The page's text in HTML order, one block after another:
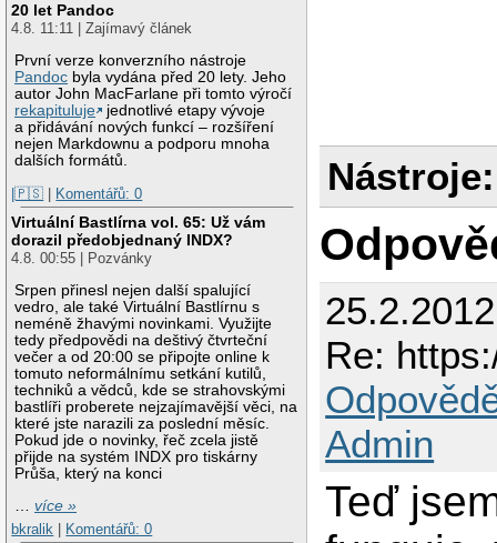
20 let Pandoc
4.8. 11:11 | Zajímavý článek
První verze konverzního nástroje
Pandoc byla vydána před 20 lety. Jeho
autor John MacFarlane při tomto výročí
rekapituluje
jednotlivé etapy vývoje
a přidávání nových funkcí – rozšíření
nejen Markdownu a podporu mnoha
dalších formátů.
|🇵🇸 | Komentářů: 0
Virtuální Bastlírna vol. 65: Už vám
dorazil předobjednaný INDX?
4.8. 00:55 | Pozvánky
Srpen přinesl nejen další spalující
vedro, ale také Virtuální Bastlírnu s
neméně žhavými novinkami. Využijte
tedy předpovědi na deštivý čtvrteční
večer a od 20:00 se připojte online k
tomuto neformálnímu setkání kutilů,
techniků a vědců, kde se strahovskými
bastlíři proberete nejzajímavější věci, na
které jste narazili za poslední měsíc.
Pokud jde o novinky, řeč zcela jistě
přijde na systém INDX pro tiskárny
Průša, který na konci
…více »
bkralik
Komentářů: 0
Nástroje:
Re:
Admin
Teď